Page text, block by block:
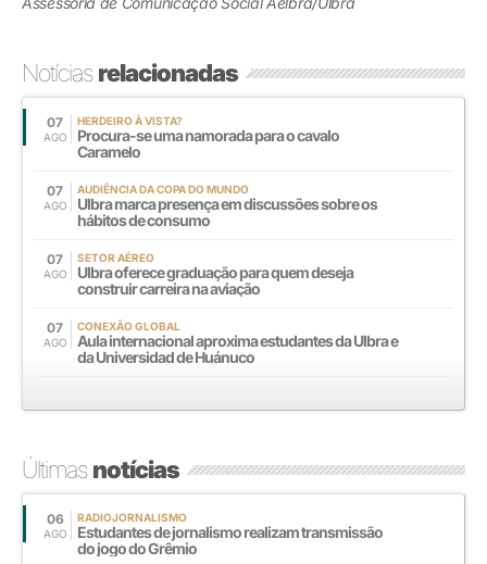
Notíciasrelacionadas
07
AGO
HERDEIRO À VISTA?
Procura-se uma namorada para o cavalo
Caramelo
07
AGO
AUDIÊNCIA DA COPA DO MUNDO
Ulbra marca presença em discussões sobre os
hábitos de consumo
07
AGO
SETOR AÉREO
Ulbra oferece graduação para quem deseja
construir carreira na aviação
07
AGO
CONEXÃO GLOBAL
Aula internacional aproxima estudantes da Ulbra e
da Universidad de Huánuco
Últimasnotícias
06
AGO
RADIOJORNALISMO
Estudantes de jornalismo realizam transmissão
do jogo do Grêmio